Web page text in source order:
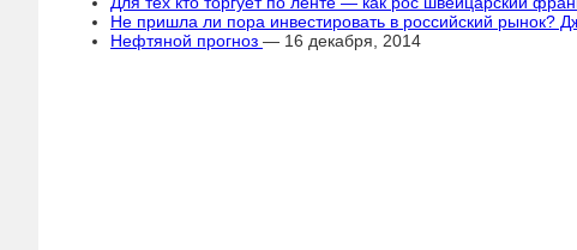
Не пришла ли пора инвестировать в российский рынок?
Нефтяной прогноз — 16 декабря, 2014